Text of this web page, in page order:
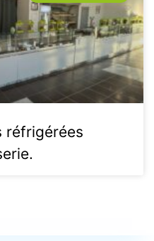
réfrigérées